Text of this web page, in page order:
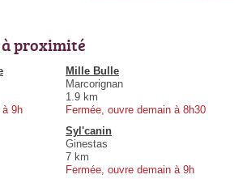
proximité
à 9h
Mille Bulle
Marcorignan
1.9 km
Fermée, ouvre demain à 8h30
Syl'canin
Ginestas
7 km
Fermée, ouvre demain à 9h